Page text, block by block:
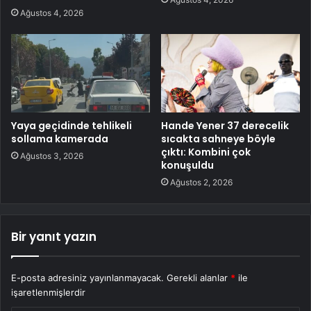
Ağustos 4, 2026
Yaya geçidinde tehlikeli
sollama kamerada
Ağustos 3, 2026
Hande Yener 37 derecelik
sıcakta sahneye böyle
çıktı: Kombini çok
konuşuldu
Ağustos 2, 2026
Bir yanıt yazın
E-posta adresiniz yayınlanmayacak. Gerekli alanlar * ile
işaretlenmişlerdir